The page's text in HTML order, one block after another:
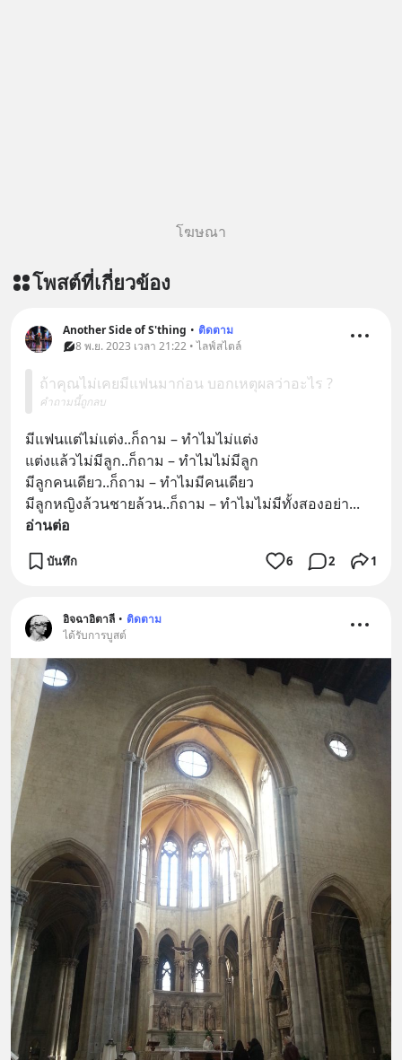
story-ep831-who-killed-harman-
https://lin.ee/aMEkyNA
สนับสนุนโดย Inspire English
========================= 📍กด
รับสิทธิ์ทดลองเรียนฟรี! กับ Inspire
English ที่นี่ : inspire-
x-ด-ดล-blog-mrtharadhol-แคมเปญ
พิเศษ/ ติดต่อสอบถามคอร์สเรียนเพิ่ม
เติม Line : https://lin.ee/uaQvU5C
#เรียนรู้ผ่านการใช้จริง #มากกว่าการ
โฆษณา
โพสต์ที่เกี่ยวข้อง
Another Side of S'thing • ติดตาม
8 พ.ย. 2023 เวลา 21:22 • ไลฟ์สไตล์
ถ้าคุณไม่เคยมีแฟนมาก่อน บอกเหตุผลว่าอะไร ?
คำถามนี้ถูกลบ
มีแฟนแต่ไม่แต่ง..ก็ถาม – ทำไมไม่แต่ง
แต่งแล้วไม่มีลูก..ก็ถาม – ทำไมไม่มีลูก
มีลูกคนเดียว..ก็ถาม – ทำไมมีคนเดียว
มีลูกหญิงล้วนชายล้วน..ก็ถาม – ทำไมไม่มีทั้งสองอย่า
อ่านต่อ
บันทึก 6 2 1
อิจฉาอิตาลี • ติดตาม
ได้รับการบูสต์